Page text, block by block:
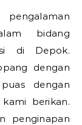
bidang
di Depok.
dengan
dengan
berikan.
penginapan